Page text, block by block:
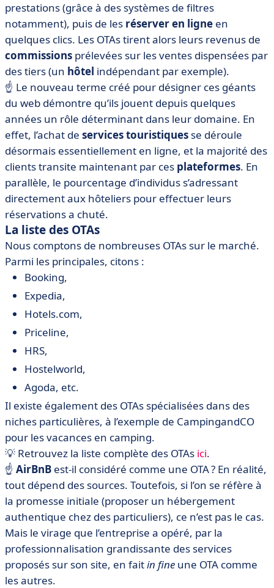
prestations (grâce à des systèmes de filtres
notamment), puis de les réserver en ligne en
quelques clics. Les OTAs tirent alors leurs revenus de
commissions prélevées sur les ventes dispensées par
des tiers (un hôtel indépendant par exemple).
☝️ Le nouveau terme créé pour désigner ces géants
du web démontre qu’ils jouent depuis quelques
années un rôle déterminant dans leur domaine. En
effet, l’achat de services touristiques se déroule
désormais essentiellement en ligne, et la majorité des
clients transite maintenant par ces plateformes. En
parallèle, le pourcentage d’individus s’adressant
directement aux hôteliers pour effectuer leurs
réservations a chuté.
La liste des OTAs
Nous comptons de nombreuses OTAs sur le marché.
Parmi les principales, citons :
Booking,
Expedia,
Hotels.com,
Priceline,
HRS,
Hostelworld,
Agoda, etc.
Il existe également des OTAs spécialisées dans des
niches particulières, à l’exemple de CampingandCO
pour les vacances en camping.
💡 Retrouvez la liste complète des OTAs ici.
☝️ AirBnB est-il considéré comme une OTA ? En réalité,
tout dépend des sources. Toutefois, si l’on se réfère à
la promesse initiale (proposer un hébergement
authentique chez des particuliers), ce n’est pas le cas.
Mais le virage que l’entreprise a opéré, par la
professionnalisation grandissante des services
proposés sur son site, en faitin fine une OTA comme
les autres.